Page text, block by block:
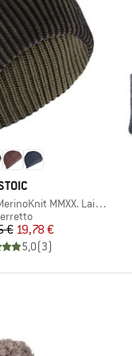
MMXX. Laisdalen Beanie
di prodotti
Prezzo
€Prezzo ridotto
19,78 €
5,0(3)